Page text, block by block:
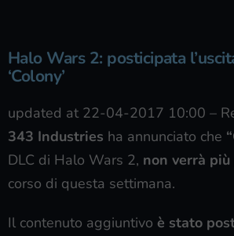
Halo Wars 2: posticipata
‘Colony’
updated at 22-04-2017 10:00 –
343 Industries ha annunciato che
DLC di Halo Wars 2, non verrà
corso di questa settimana.
Il contenuto aggiuntivo è stato